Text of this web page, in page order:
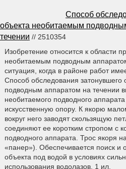
Способ
объекта необитаемым
течении // 2510354
Изобретение относится к области
необитаемым подводным
ситуация, когда в районе работ
Способ обследования
подводным аппаратом на течении
необитаемого подводного аппарата
искусственную опору. К якорю
вокруг него заводят скользящую
соединяют ее коротким стропом с
подводного аппарата. Трос якоря
«панер»). Обеспечивается поиск и
объекта под водой в условиях
использования водолазов. 1 ил.